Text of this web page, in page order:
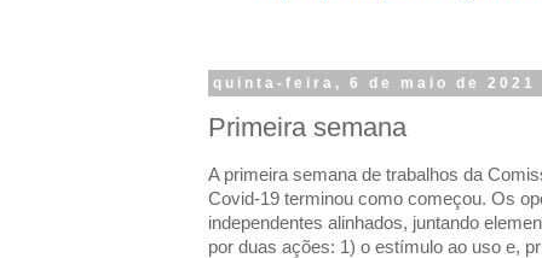
quinta-feira, 6 de maio de 2021
Primeira semana
A primeira semana de trabalhos da
Covid-19 terminou como começou. Os
independentes alinhados, juntando
por duas ações: 1) o estímulo ao uso e,